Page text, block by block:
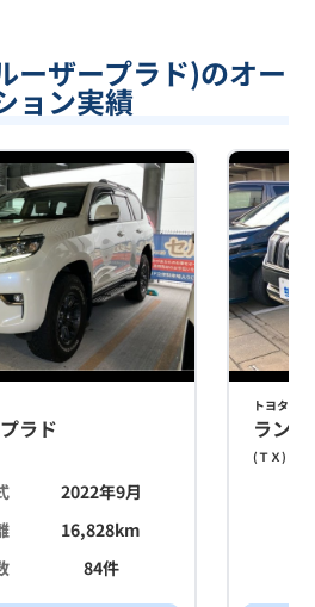
ーザープラド)のオー
ョン実績
ラド
2022年9月
16,828km
84件
トヨタ
ラン
(ＴＸ)